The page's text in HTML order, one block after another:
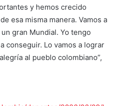
y hemos crecido
esa misma manera. Vamos a
gran Mundial. Yo tengo
conseguir. Lo vamos a lograr
al pueblo colombiano”,